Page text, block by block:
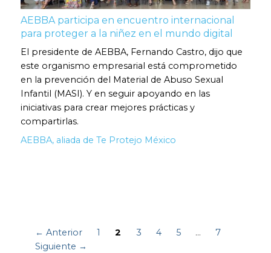
AEBBA participa en encuentro internacional
para proteger a la niñez en el mundo digital
El presidente de AEBBA, Fernando Castro, dijo que
este organismo empresarial está comprometido
en la prevención del Material de Abuso Sexual
Infantil (MASI). Y en seguir apoyando en las
iniciativas para crear mejores prácticas y
compartirlas.
AEBBA, aliada de Te Protejo México
← Anterior 1 2 3 4 5 …
7
Siguiente →